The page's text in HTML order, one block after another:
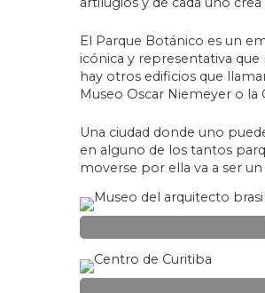
El Parque Botánico es un
icónica y representativa que
hay otros edificios que
Museo Oscar Niemeyer o la
Una ciudad donde uno
en alguno de los tantos
moverse por ella va a ser